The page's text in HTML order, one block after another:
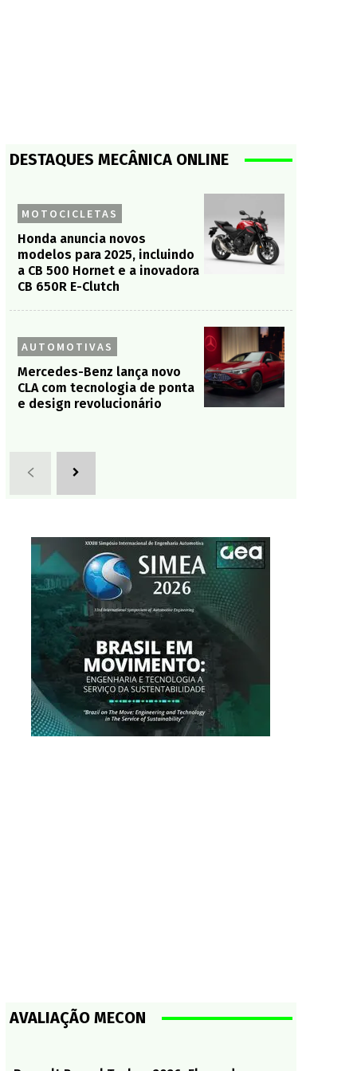
DESTAQUES MECÂNICA ONLINE
MOTOCICLETAS
Honda anuncia novos
modelos para 2025, incluindo
a CB 500 Hornet e a inovadora
CB 650R E-Clutch
AUTOMOTIVAS
Mercedes-Benz lança novo
CLA com tecnologia de ponta
e design revolucionário
AVALIAÇÃO MECON